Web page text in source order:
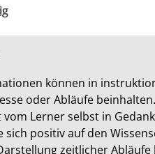
können in
oder Abläufe
vom Lerner selbst in
sich positiv auf den
zeitlicher